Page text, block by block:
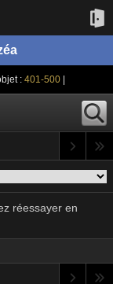
| Nv objet :401-500|
réessayer en